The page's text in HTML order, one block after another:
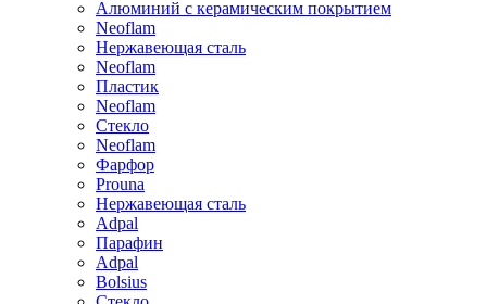
Алюминий с керамическим покрытием
Neoflam
Нержавеющая сталь
Neoflam
Пластик
Neoflam
Стекло
Neoflam
Фарфор
Prouna
Нержавеющая сталь
Adpal
Парафин
Adpal
Bolsius